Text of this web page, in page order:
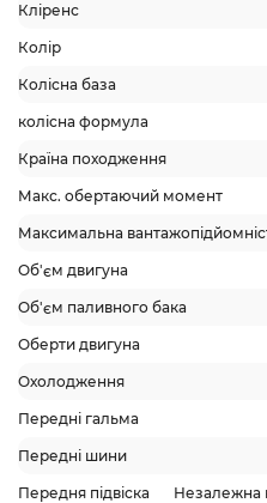
Кліренс
Колір
Колісна база
колісна формула
Країна походження
Макс. обертаючий момент
Максимальна
Об'єм двигуна
Об'єм паливного бака
Оберти двигуна
Охолодження
Передні гальма
Передні шини
Передня підвіска Незалежна